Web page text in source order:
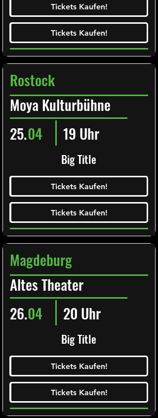
Tickets Kaufen!
Ticketalarm abonieren!
Tickets Kaufen!
Tickets Kaufen!
Tickets Kaufen!
Rostock
Moya Kulturbühne
Big Title
25.04 19 Uhr
Tickets Kaufen!
Ticketalarm abonieren!
Tickets Kaufen!
Tickets Kaufen!
Tickets Kaufen!
Magdeburg
Altes Theater
Big Title
26.04 20 Uhr
Tickets Kaufen!
Ticketalarm abonieren!
Tickets Kaufen!
Tickets Kaufen!
Tickets Kaufen!